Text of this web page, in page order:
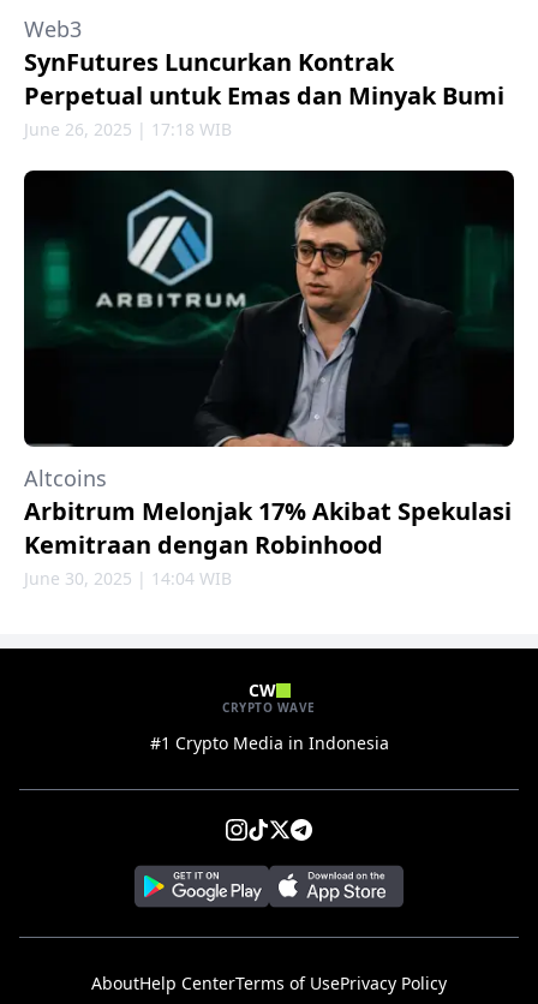
Web3
SynFutures Luncurkan Kontrak
Perpetual untuk Emas dan Minyak Bumi
June 26, 2025 | 17:18 WIB
Altcoins
Arbitrum Melonjak 17% Akibat Spekulasi
Kemitraan dengan Robinhood
June 30, 2025 | 14:04 WIB
CW
CRYPTO WAVE
#1 Crypto Media in Indonesia
AboutHelp CenterTerms of UsePrivacy Policy